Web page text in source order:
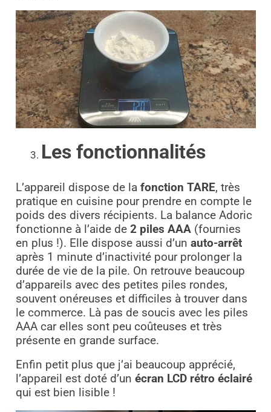
Les fonctionnalités
L’appareil dispose de la fonction TARE, très
pratique en cuisine pour prendre en compte le
poids des divers récipients. La balance Adoric
fonctionne à l’aide de 2 piles AAA(fournies
en plus !). Elle dispose aussi d’un auto-arrêt
après 1 minute d’inactivité pour prolonger la
durée de vie de la pile. On retrouve beaucoup
d’appareils avec des petites piles rondes,
souvent onéreuses et difficiles à trouver dans
le commerce. Là pas de soucis avec les piles
AAA car elles sont peu coûteuses et très
présente en grande surface.
Enfin petit plus que j’ai beaucoup apprécié,
l’appareil est doté d’un écran LCD rétro éclairé
qui est bien lisible !